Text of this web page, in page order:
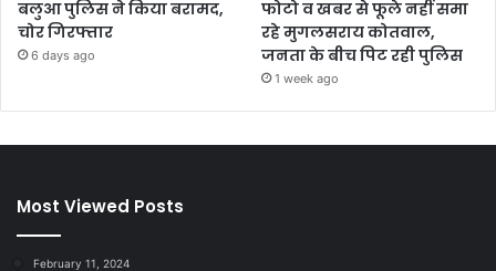
बलुआ पुलिस ने किया बरामद,
चोर गिरफ्तार
6 days ago
फोटो व खबर से फूले नहीं समा
रहे मुगलसराय कोतवाल,
जनता के बीच पिट रही पुलिस
1 week ago
Most Viewed Posts
February 11, 2024